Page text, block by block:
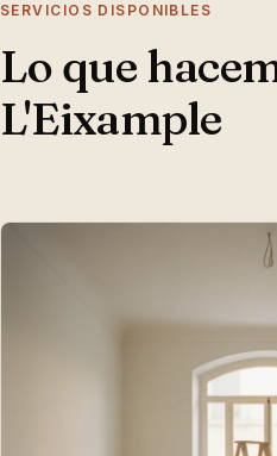
SERVICIOS DISPONIBLES
Lo que
L'Eixample